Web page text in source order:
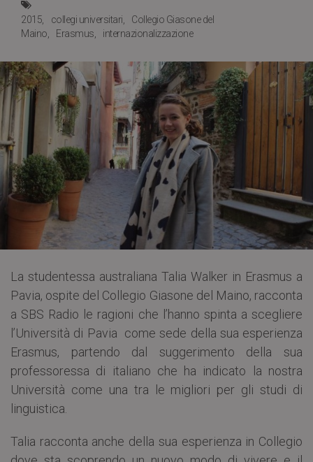
2015 collegi universitari
Collegio Giasone del
Maino
Erasmus internazionalizzazione
La studentessa australiana Talia Walker in Erasmus a
Pavia, ospite del Collegio Giasone del Maino, racconta
a SBS Radio le ragioni che l’hanno spinta a scegliere
l’Università di Pavia come sede della sua esperienza
Erasmus, partendo dal suggerimento della sua
professoressa di italiano che ha indicato la nostra
Università come una tra le migliori per gli studi di
linguistica.
Talia racconta anche della sua esperienza in Collegio